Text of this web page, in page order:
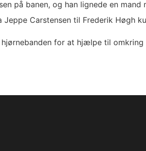
på banen, og han lignede en
Carstensen til Frederik Høgh
for at hjælpe til